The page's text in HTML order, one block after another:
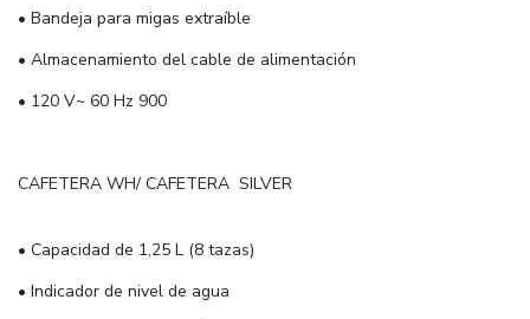
• Bandeja para migas extraíble
• Almacenamiento del cable de alimentación
• 120 V~ 60 Hz 900
CAFETERA WH/ CAFETERA SILVER
• Capacidad de 1,25 L (8 tazas)
• Indicador de nivel de agua